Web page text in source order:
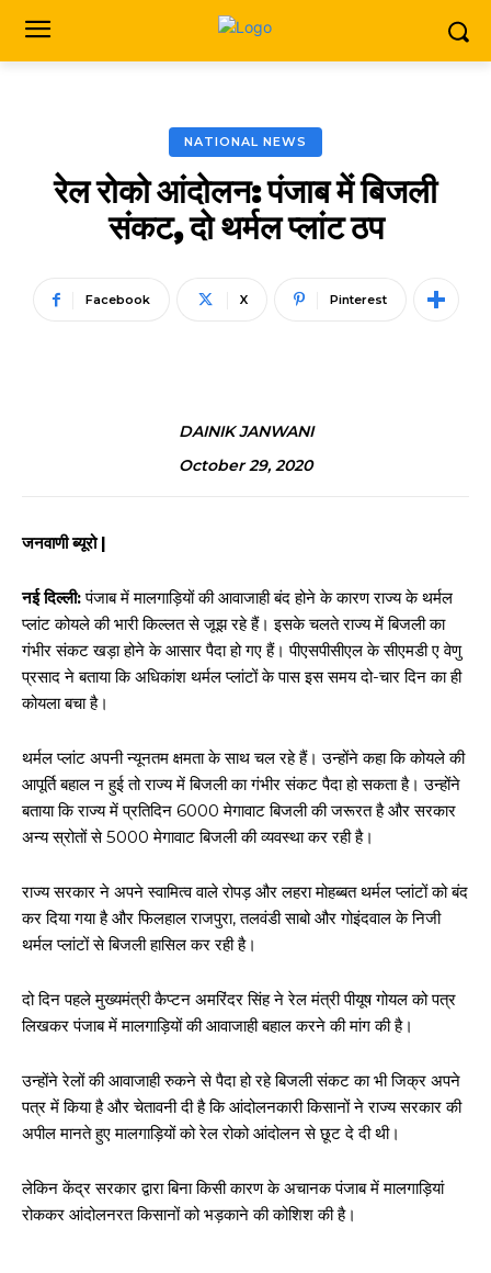
NATIONAL NEWS
रेल रोको आंदोलन: पंजाब में बिजली
संकट, दो थर्मल प्लांट ठप
Facebook X Pinterest
DAINIK JANWANI
October 29, 2020
जनवाणी ब्यूरो |
नई दिल्ली:पंजाब में मालगाड़ियों की आवाजाही बंद होने के कारण राज्य के थर्मल
प्लांट कोयले की भारी किल्लत से जूझ रहे हैं। इसके चलते राज्य में बिजली का
गंभीर संकट खड़ा होने के आसार पैदा हो गए हैं। पीएसपीसीएल के सीएमडी ए वेणु
प्रसाद ने बताया कि अधिकांश थर्मल प्लांटों के पास इस समय दो-चार दिन का ही
कोयला बचा है।
थर्मल प्लांट अपनी न्यूनतम क्षमता के साथ चल रहे हैं। उन्होंने कहा कि कोयले की
आपूर्ति बहाल न हुई तो राज्य में बिजली का गंभीर संकट पैदा हो सकता है। उन्होंने
बताया कि राज्य में प्रतिदिन 6000 मेगावाट बिजली की जरूरत है और सरकार
अन्य स्रोतों से 5000 मेगावाट बिजली की व्यवस्था कर रही है।
राज्य सरकार ने अपने स्वामित्व वाले रोपड़ और लहरा मोहब्बत थर्मल प्लांटों को बंद
कर दिया गया है और फिलहाल राजपुरा, तलवंडी साबो और गोइंदवाल के निजी
थर्मल प्लांटों से बिजली हासिल कर रही है।
दो दिन पहले मुख्यमंत्री कैप्टन अमरिंदर सिंह ने रेल मंत्री पीयूष गोयल को पत्र
लिखकर पंजाब में मालगाड़ियों की आवाजाही बहाल करने की मांग की है।
उन्होंने रेलों की आवाजाही रुकने से पैदा हो रहे बिजली संकट का भी जिक्र अपने
पत्र में किया है और चेतावनी दी है कि आंदोलनकारी किसानों ने राज्य सरकार की
अपील मानते हुए मालगाड़ियों को रेल रोको आंदोलन से छूट दे दी थी।
लेकिन केंद्र सरकार द्वारा बिना किसी कारण के अचानक पंजाब में मालगाड़ियां
रोककर आंदोलनरत किसानों को भड़काने की कोशिश की है।